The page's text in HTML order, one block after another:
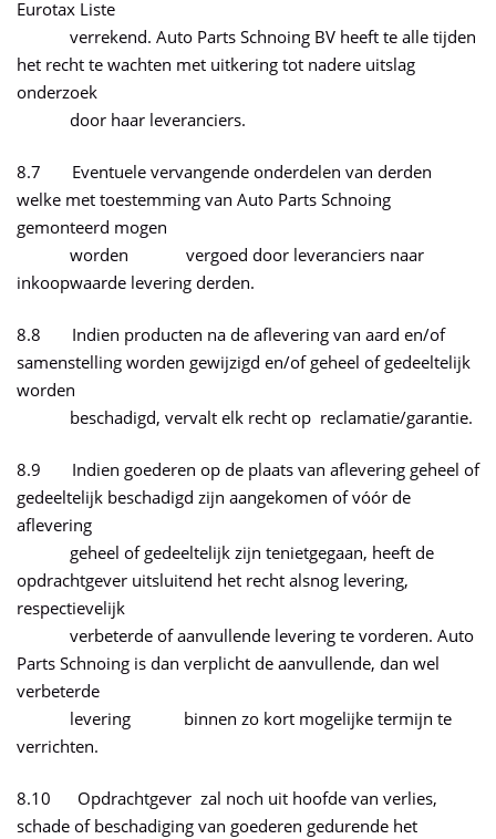
Eurotax Liste
verrekend. Auto Parts Schnoing BV heeft te alle tijden
het recht te wachten met uitkering tot nadere uitslag
onderzoek
door haar leveranciers.
8.7 Eventuele vervangende onderdelen van derden
welke met toestemming van Auto Parts Schnoing
gemonteerd mogen
worden vergoed door leveranciers naar
inkoopwaarde levering derden.
8.8 Indien producten na de aflevering van aard en/of
samenstelling worden gewijzigd en/of geheel of gedeeltelijk
worden
beschadigd, vervalt elk recht op reclamatie/garantie.
8.9 Indien goederen op de plaats van aflevering geheel of
gedeeltelijk beschadigd zijn aangekomen of vóór de
aflevering
geheel of gedeeltelijk zijn tenietgegaan, heeft de
opdrachtgever uitsluitend het recht alsnog levering,
respectievelijk
verbeterde of aanvullende levering te vorderen. Auto
Parts Schnoing is dan verplicht de aanvullende, dan wel
verbeterde
levering binnen zo kort mogelijke termijn te
verrichten.
8.10 Opdrachtgever zal noch uit hoofde van verlies,
schade of beschadiging van goederen gedurende het